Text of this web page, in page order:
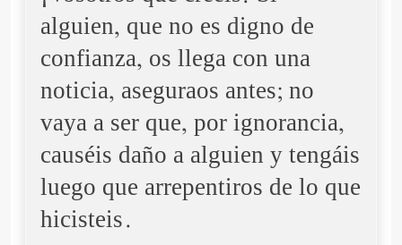
alguien, que no es digno de
confianza, os llega con una
noticia, aseguraos antes; no
vaya a ser que, por ignorancia,
causéis daño a alguien y tengáis
luego que arrepentiros de lo que
hicisteis.